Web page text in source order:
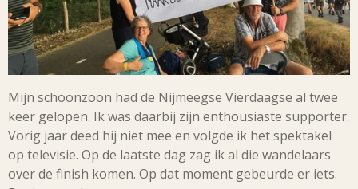
Mijn schoonzoon had de Nijmeegse Vierdaagse al twee
keer gelopen. Ik was daarbij zijn enthousiaste supporter.
Vorig jaar deed hij niet mee en volgde ik het spektakel
op televisie. Op de laatste dag zag ik al die wandelaars
over de finish komen. Op dat moment gebeurde er iets.